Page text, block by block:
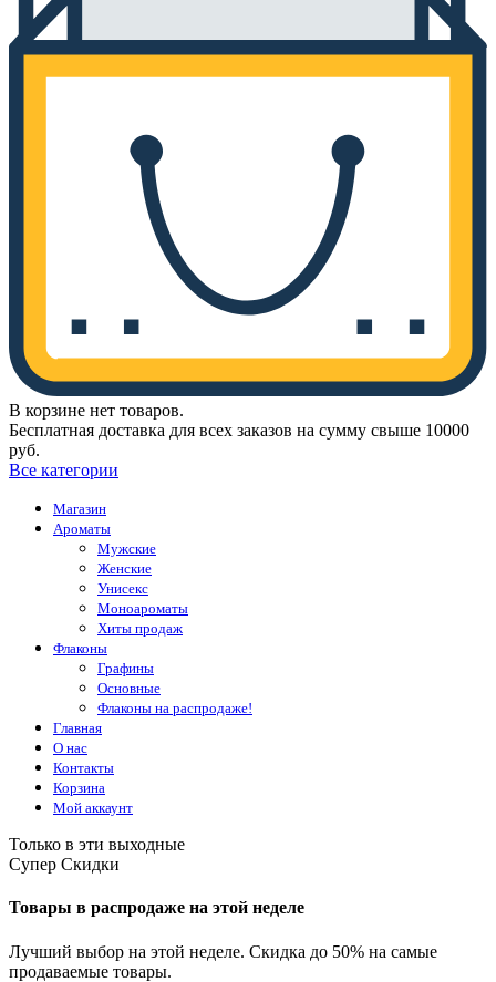
В корзине нет товаров.
Бесплатная доставка для всех заказов на сумму свыше 10000
руб.
Все категории
Магазин
Ароматы
Мужские
Женские
Унисекс
Моноароматы
Хиты продаж
Флаконы
Графины
Основные
Флаконы на распродаже!
Главная
О нас
Контакты
Корзина
Мой аккаунт
Только в эти выходные
Супер Скидки
Товары в распродаже на этой неделе
Лучший выбор на этой неделе. Скидка до 50% на самые
продаваемые товары.